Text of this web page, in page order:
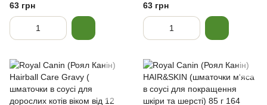
63 грн 63 грн